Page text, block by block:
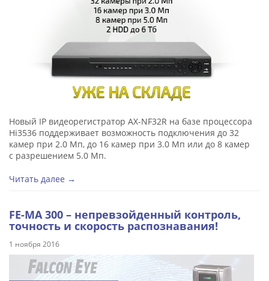
Новый IP видеорегистратор AX-NF32R на базе процессора
Hi3536 поддерживает возможность подключения до 32
камер при 2.0 Мп, до 16 камер при 3.0 Мп или до 8 камер
с разрешением 5.0 Мп.
Читать далее →
FE-MA 300 – непревзойденный контроль,
точность и скорость распознавания!
1 ноября 2016